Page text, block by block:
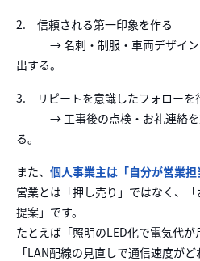
2. 信頼される第一印象を作る
→ 名刺・制服・車両デザイン
出する。
3. リピートを意識したフォローを
→ 工事後の点検・お礼連絡を
る。
また、 個人事業主は「自分が営業
営業とは「押し売り」ではなく、
提案」です。
たとえば「照明のLED化で電気代が
「LAN配線の見直しで通信速度が